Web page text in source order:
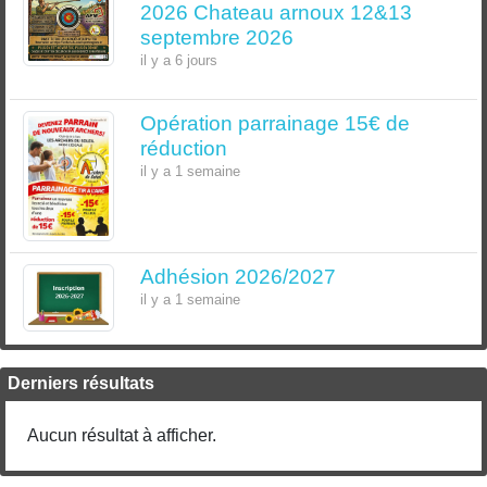
2026 Chateau arnoux 12&13
septembre 2026
il y a 6 jours
Opération parrainage 15€ de
réduction
il y a 1 semaine
Adhésion 2026/2027
il y a 1 semaine
Derniers résultats
Aucun résultat à afficher.